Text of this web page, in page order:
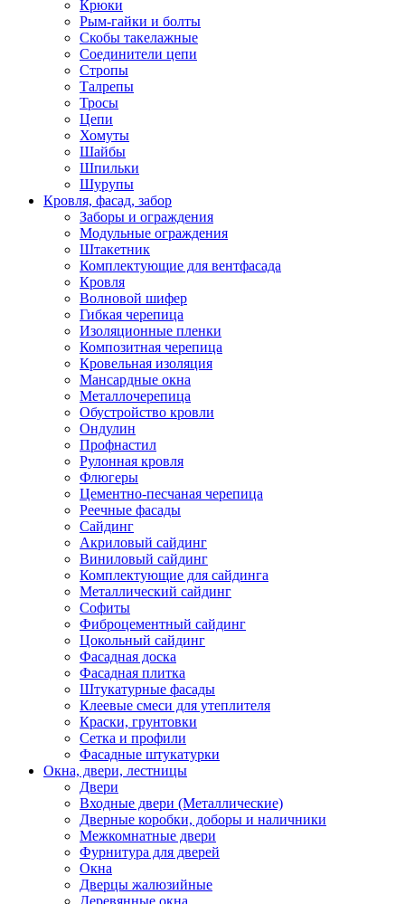
Крюки
Рым-гайки и болты
Скобы такелажные
Соединители цепи
Стропы
Талрепы
Тросы
Цепи
Хомуты
Шайбы
Шпильки
Шурупы
Кровля, фасад, забор
Заборы и ограждения
Модульные ограждения
Штакетник
Комплектующие для вентфасада
Кровля
Волновой шифер
Гибкая черепица
Изоляционные пленки
Композитная черепица
Кровельная изоляция
Мансардные окна
Металлочерепица
Обустройство кровли
Ондулин
Профнастил
Рулонная кровля
Флюгеры
Цементно-песчаная черепица
Реечные фасады
Сайдинг
Акриловый сайдинг
Виниловый сайдинг
Комплектующие для сайдинга
Металлический сайдинг
Софиты
Фиброцементный сайдинг
Цокольный сайдинг
Фасадная доска
Фасадная плитка
Штукатурные фасады
Клеевые смеси для утеплителя
Краски, грунтовки
Сетка и профили
Фасадные штукатурки
Окна, двери, лестницы
Двери
Входные двери (Металлические)
Дверные коробки, доборы и наличники
Межкомнатные двери
Фурнитура для дверей
Окна
Дверцы жалюзийные
Деревянные окна